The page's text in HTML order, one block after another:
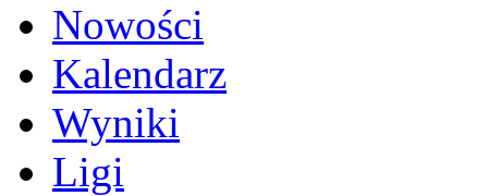
Nowości
Kalendarz
Wyniki
Ligi